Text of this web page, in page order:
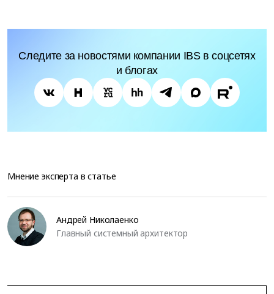
Следите за новостями компании IBS в соцсетях
и блогах
Мнение эксперта в статье
Андрей Николаенко
Главный системный архитектор